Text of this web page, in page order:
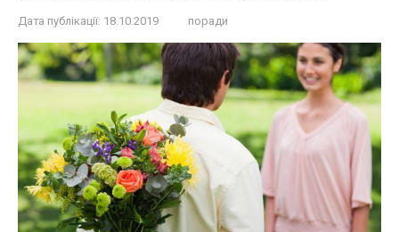
Дата публікації: 18.10.2019 поради